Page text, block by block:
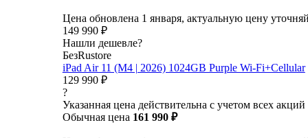
Цена обновлена 1 января, актуальную цену
149 990 ₽
Нашли дешевле?
БезRustore
iPad Air 11 (M4 | 2026) 1024GB Purple Wi-Fi+Cellular
129 990 ₽
?
Указанная цена действительна с учетом всех акций
Обычная цена 161 990 ₽